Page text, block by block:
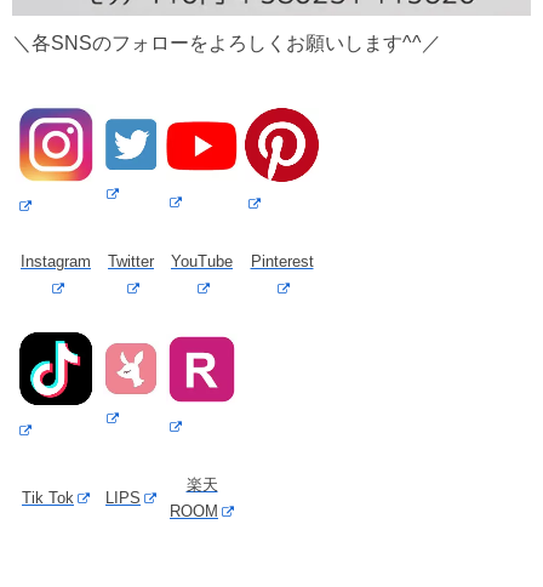
＼各SNSのフォローをよろしくお願いします^^／
Instagram Twitter YouTube Pinterest
Tik Tok LIPS
楽天
ROOM